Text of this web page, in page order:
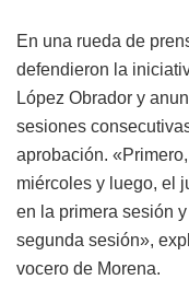
En una rueda de
defendieron la
López Obrador y
sesiones
aprobación.
miércoles y luego, el
en la primera sesión
segunda sesión»,
vocero de Morena.